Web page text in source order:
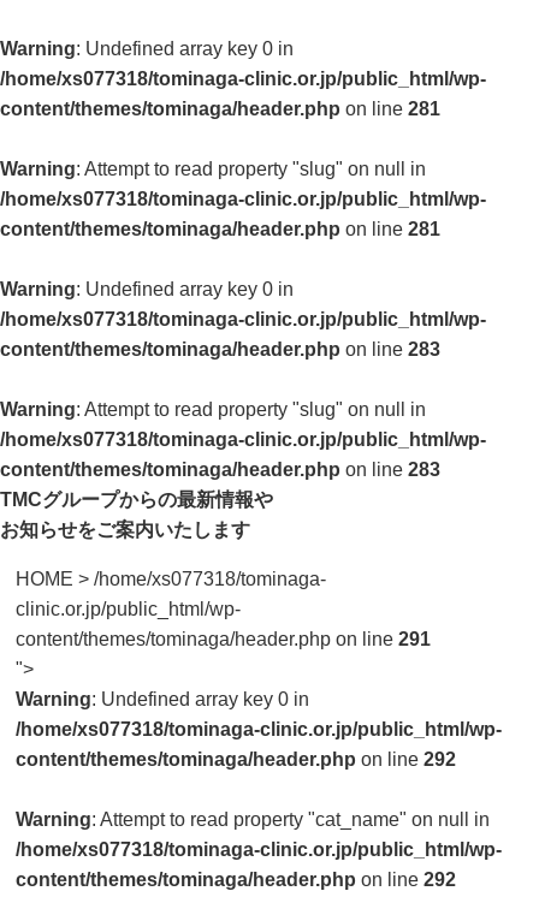
Warning: Undefined array key 0 in
/home/xs077318/tominaga-clinic.or.jp/public_html/wp-
content/themes/tominaga/header.php on line 281
Warning: Attempt to read property "slug" on null in
/home/xs077318/tominaga-clinic.or.jp/public_html/wp-
content/themes/tominaga/header.php on line 281
Warning: Undefined array key 0 in
/home/xs077318/tominaga-clinic.or.jp/public_html/wp-
content/themes/tominaga/header.php on line 283
Warning: Attempt to read property "slug" on null in
/home/xs077318/tominaga-clinic.or.jp/public_html/wp-
content/themes/tominaga/header.php on line 283
TMCグループからの最新情報や
お知らせをご案内いたします
HOME >/home/xs077318/tominaga-
clinic.or.jp/public_html/wp-
content/themes/tominaga/header.php on line291
">
Warning: Undefined array key 0 in
/home/xs077318/tominaga-clinic.or.jp/public_html/wp-
content/themes/tominaga/header.php on line292
Warning: Attempt to read property "cat_name" on null in
/home/xs077318/tominaga-clinic.or.jp/public_html/wp-
content/themes/tominaga/header.php on line292